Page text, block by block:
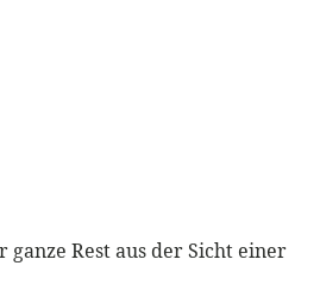
Rest aus der Sicht einer